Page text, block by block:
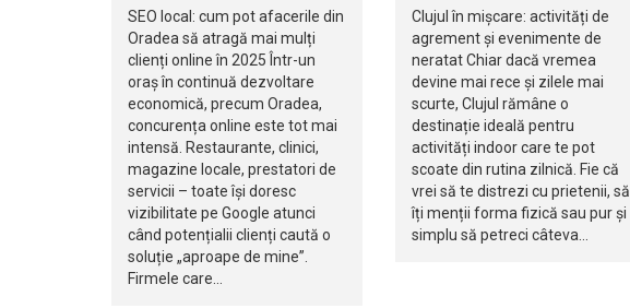
SEO local: cum pot afacerile din
Oradea să atragă mai mulți
clienți online în 2025 Într-un
oraș în continuă dezvoltare
economică, precum Oradea,
concurența online este tot mai
intensă. Restaurante, clinici,
magazine locale, prestatori de
servicii – toate își doresc
vizibilitate pe Google atunci
când potențialii clienți caută o
soluție „aproape de mine”.
Firmele care…
Clujul în mișcare: activități de
agrement și evenimente de
neratat Chiar dacă vremea
devine mai rece și zilele mai
scurte, Clujul rămâne o
destinație ideală pentru
activități indoor care te pot
scoate din rutina zilnică. Fie că
vrei să te distrezi cu prietenii, să
îți menții forma fizică sau pur și
simplu să petreci câteva…